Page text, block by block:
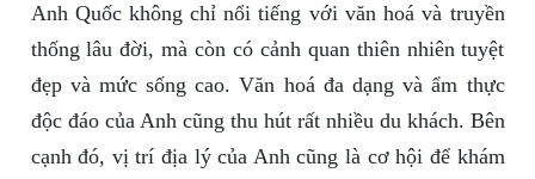
Anh Quốc không chỉ nổi tiếng với văn hoá và truyền
thống lâu đời, mà còn có cảnh quan thiên nhiên tuyệt
đẹp và mức sống cao. Văn hoá đa dạng và ẩm thực
độc đáo của Anh cũng thu hút rất nhiều du khách. Bên
cạnh đó, vị trí địa lý của Anh cũng là cơ hội để khám